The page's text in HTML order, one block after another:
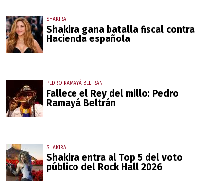
SHAKIRA
Shakira gana batalla fiscal contra
Hacienda española
PEDRO RAMAYÁ BELTRÁN
Fallece el Rey del millo: Pedro
Ramayá Beltrán
SHAKIRA
Shakira entra al Top 5 del voto
público del Rock Hall 2026